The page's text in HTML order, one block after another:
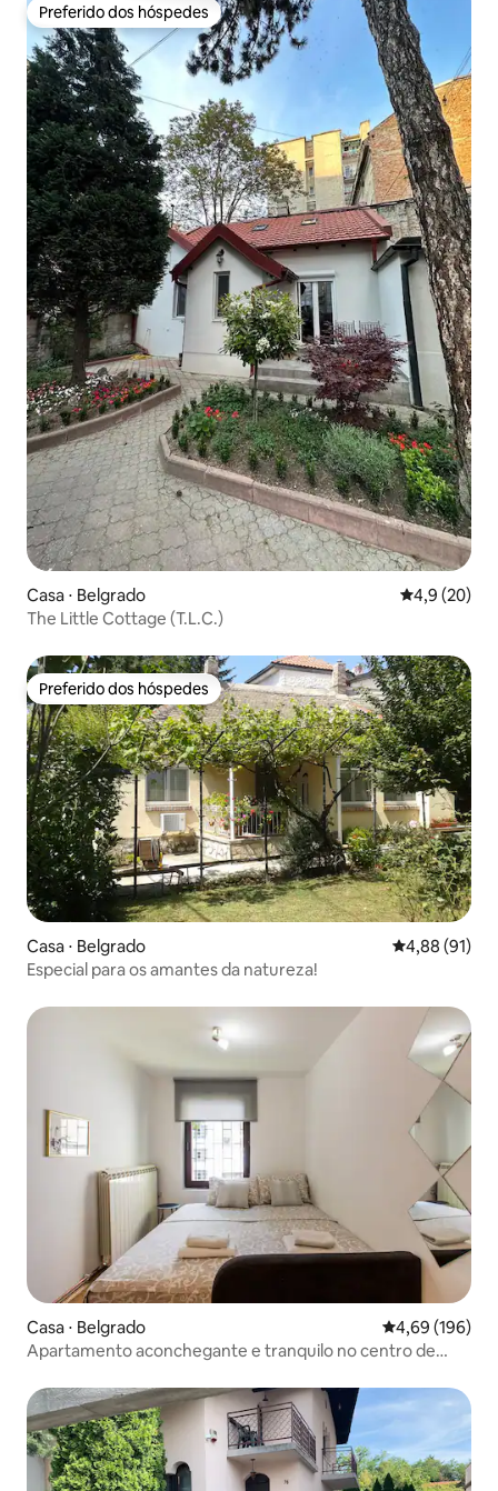
Preferido dos hóspedes
Preferido dos hóspedes
Casa ⋅ Belgrado 4,9 de uma
4,9 (20)
The Little Cottage (T.L.C.)
Preferido dos hóspedes
Preferido dos hóspedes
Casa ⋅ Belgrado 4,88 de uma
4,88 (91)
Especial para os amantes da natureza!
Casa ⋅ Belgrado 4,69 de uma
4,69 (196)
Apartamento aconchegante e tranquilo no centro de